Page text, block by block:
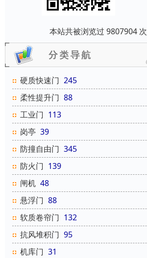
本站共被浏览过 9807904 次
硬质快速门 245
柔性提升门 88
工业门 113
岗亭 39
防撞自由门 345
防火门 139
闸机 48
悬浮门 88
软质卷帘门 132
抗风堆积门 95
机库门 31